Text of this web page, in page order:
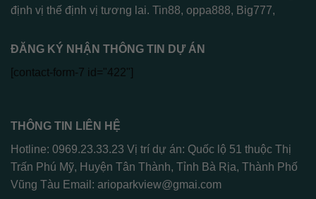
định vị thế định vị tương lai. Tin88, oppa888, Big777,
ĐĂNG KÝ NHẬN THÔNG TIN DỰ ÁN
[contact-form-7 id="422"]
THÔNG TIN LIÊN HỆ
Hotline: 0969.23.33.23 Vị trí dự án: Quốc lộ 51 thuộc Thị
Trấn Phú Mỹ, Huyện Tân Thành, Tỉnh Bà Rịa, Thành Phố
Vũng Tàu Email: arioparkview@gmai.com